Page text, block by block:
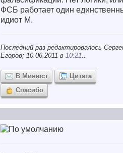
ФСБ работает один
идиот М.
Последний раз редактировалось
Егоров; 10.06.2011 в 10:21..
В Минюст
Цитата
Спасибо